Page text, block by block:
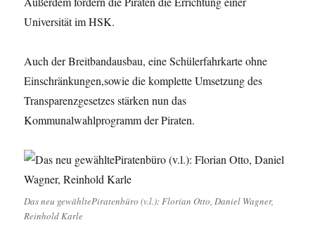
Universität im HSK.
Auch der Breitbandausbau, eine Schülerfahrkarte ohne
Einschränkungen,sowie die komplette Umsetzung des
Transparenzgesetzes stärken nun das
Kommunalwahlprogramm der Piraten.
Das neu gewähltePiratenbüro (v.l.): Florian Otto, Daniel Wagner,
Reinhold Karle